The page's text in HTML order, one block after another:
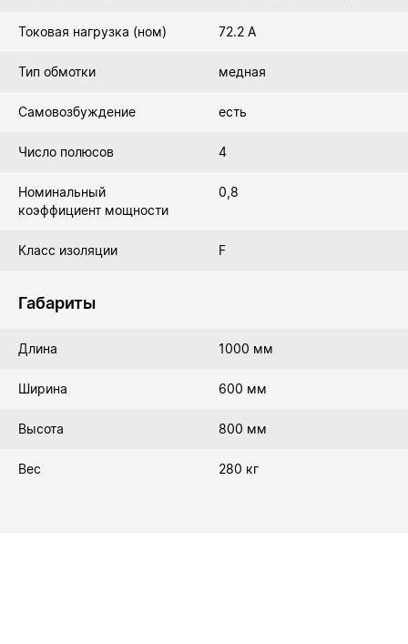
Токовая нагрузка (ном) 72.2 А
Тип обмотки медная
Самовозбуждение есть
Число полюсов 4
Номинальный
коэффициент мощности
0,8
Класс изоляции F
Габариты
Длина 1000 мм
Ширина 600 мм
Высота 800 мм
Вес 280 кг